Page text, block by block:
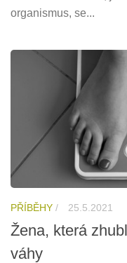
organismus, se...
PŘÍBĚHY / 25.5.2021
Žena, která
váhy